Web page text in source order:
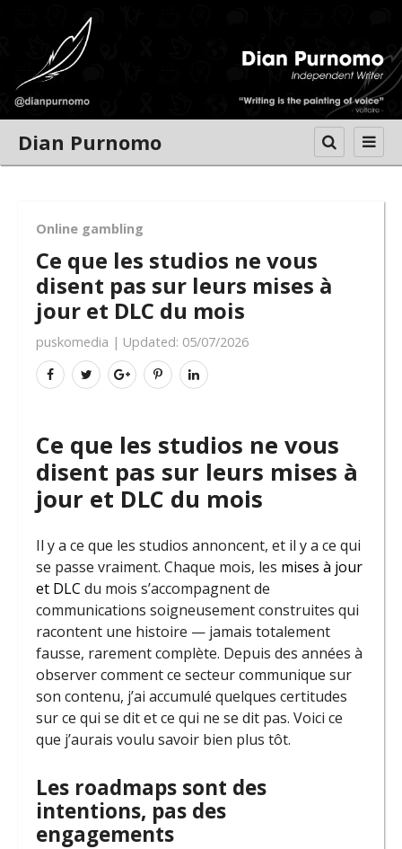
Dian Purnomo
Online gambling
Ce que les studios ne vous
disent pas sur leurs mises à
jour et DLC du mois
puskomedia | Updated: 05/07/2026
Ce que les studios ne vous
disent pas sur leurs mises à
jour et DLC du mois
Il y a ce que les studios annoncent, et il y a ce qui
se passe vraiment. Chaque mois, les mises à jour
et DLC du mois s’accompagnent de
communications soigneusement construites qui
racontent une histoire — jamais totalement
fausse, rarement complète. Depuis des années à
observer comment ce secteur communique sur
son contenu, j’ai accumulé quelques certitudes
sur ce qui se dit et ce qui ne se dit pas. Voici ce
que j’aurais voulu savoir bien plus tôt.
Les roadmaps sont des
intentions, pas des
engagements